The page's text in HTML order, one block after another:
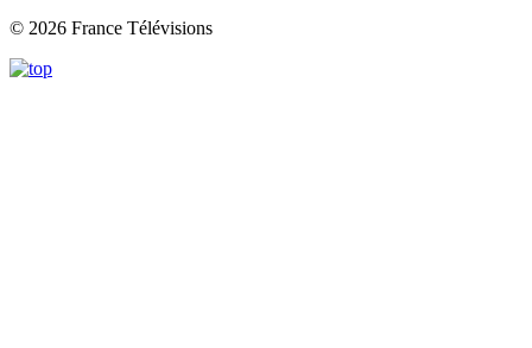
© 2026 France Télévisions